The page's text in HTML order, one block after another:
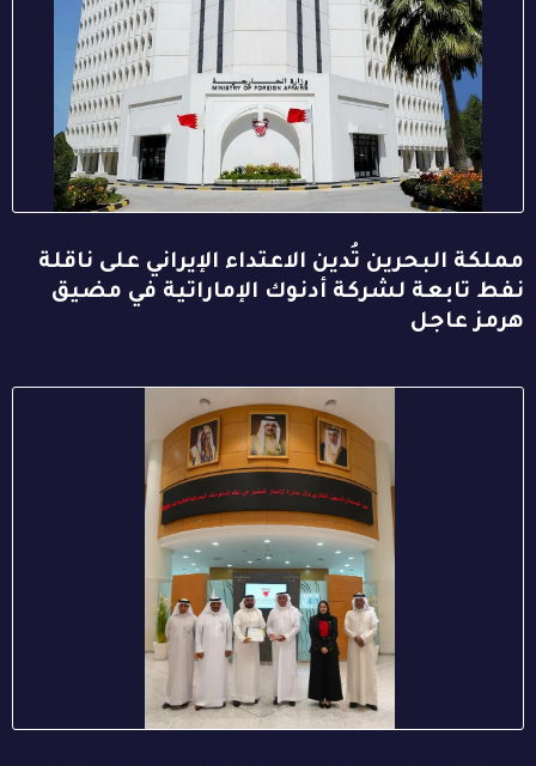
مملكة البحرين تُدين الاعتداء الإيراني على ناقلة
نفط تابعة لشركة أدنوك الإماراتية في مضيق
هرمز عاجل